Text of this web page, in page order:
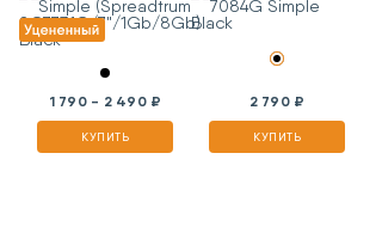
1 790 - 2 490 ₽
КУПИТЬ
2 790 ₽
КУПИТЬ